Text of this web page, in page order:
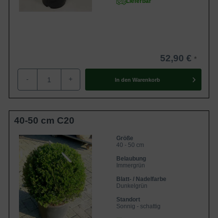
Kinder und Haustiere sollte man von Eiben fernhalten; vor
Der Preis ist zum einen abhängig von der
finden. Des Weiteren ist unsere preisgünstige
wurzelnackte Ware für wenige Wochen im Frühjahr und
Herbst verfügbar. In folgender Tabelle sind einige Beispiele
der Heimischen Eibe 'Kugelform' mit Preisangaben
aufgeführt:
Name
Größe und
Wurzelverpackung
52,90 €
- + In den Warenkorb
40-50 cm C20
Größe
40 - 50 cm
Belaubung
Immergrün
Blatt- / Nadelfarbe
Dunkelgrün
Standort
Sonnig - schattig